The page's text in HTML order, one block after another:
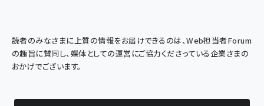
読者のみなさまに上質の情報をお届けできるのは、Web担当者Forum
の趣旨に賛同し、媒体としての運営にご協力くださっている企業さまの
おかげでございます。